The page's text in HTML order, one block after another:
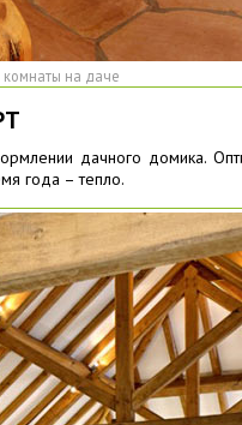
на даче
дачного домика.
года – тепло.